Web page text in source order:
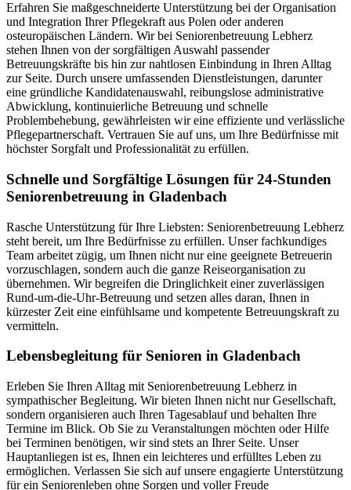
Erfahren Sie maßgeschneiderte Unterstützung bei der Organisation
und Integration Ihrer Pflegekraft aus Polen oder anderen
osteuropäischen Ländern. Wir bei Seniorenbetreuung Lebherz
stehen Ihnen von der sorgfältigen Auswahl passender
Betreuungskräfte bis hin zur nahtlosen Einbindung in Ihren Alltag
zur Seite. Durch unsere umfassenden Dienstleistungen, darunter
eine gründliche Kandidatenauswahl, reibungslose administrative
Abwicklung, kontinuierliche Betreuung und schnelle
Problembehebung, gewährleisten wir eine effiziente und verlässliche
Pflegepartnerschaft. Vertrauen Sie auf uns, um Ihre Bedürfnisse mit
höchster Sorgfalt und Professionalität zu erfüllen.
Schnelle und Sorgfältige Lösungen für 24-Stunden
Seniorenbetreuung in Gladenbach
Rasche Unterstützung für Ihre Liebsten: Seniorenbetreuung Lebherz
steht bereit, um Ihre Bedürfnisse zu erfüllen. Unser fachkundiges
Team arbeitet zügig, um Ihnen nicht nur eine geeignete Betreuerin
vorzuschlagen, sondern auch die ganze Reiseorganisation zu
übernehmen. Wir begreifen die Dringlichkeit einer zuverlässigen
Rund-um-die-Uhr-Betreuung und setzen alles daran, Ihnen in
kürzester Zeit eine einfühlsame und kompetente Betreuungskraft zu
vermitteln.
Lebensbegleitung für Senioren in Gladenbach
Erleben Sie Ihren Alltag mit Seniorenbetreuung Lebherz in
sympathischer Begleitung. Wir bieten Ihnen nicht nur Gesellschaft,
sondern organisieren auch Ihren Tagesablauf und behalten Ihre
Termine im Blick. Ob Sie zu Veranstaltungen möchten oder Hilfe
bei Terminen benötigen, wir sind stets an Ihrer Seite. Unser
Hauptanliegen ist es, Ihnen ein leichteres und erfülltes Leben zu
ermöglichen. Verlassen Sie sich auf unsere engagierte Unterstützung
für ein Seniorenleben ohne Sorgen und voller Freude